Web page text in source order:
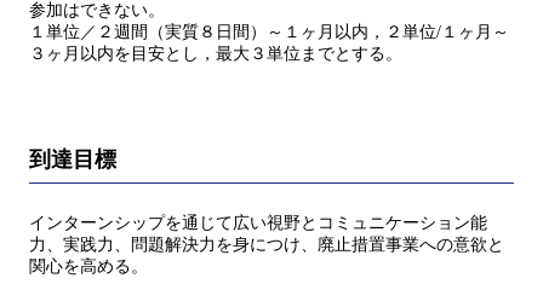
参加はできない。
１単位／２週間（実質８日間）～１ヶ月以内，２単位/１ヶ月～
３ヶ月以内を目安とし，最大３単位までとする。
到達目標
インターンシップを通じて広い視野とコミュニケーション能
力、実践力、問題解決力を身につけ、廃止措置事業への意欲と
関心を高める。